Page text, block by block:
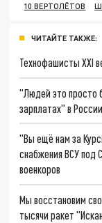
10 ВЕРТОЛЁТОВ
ЧИТАЙТЕ ТАКЖЕ:
Технофашисты XXI
"Людей это просто
зарплатах" в России
"Вы ещё нам за
снабжения ВСУ под
военкоров
Мы восстановим
тысячи ракет